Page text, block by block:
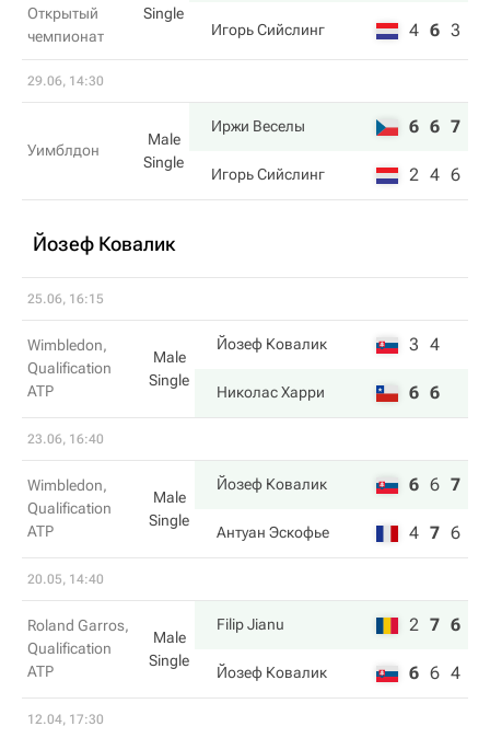
Открытый
чемпионат
Single
Игорь Сийслинг 4 6 3
29.06, 14:30
Уимблдон
Male
Single
Иржи Веселы 6 6 7
Игорь Сийслинг 2 4 6
Йозеф Ковалик
25.06, 16:15
Wimbledon,
Qualification
ATP
Male
Single
Йозеф Ковалик 3 4
Николас Харри 6 6
23.06, 16:40
Wimbledon,
Qualification
ATP
Male
Single
Йозеф Ковалик 6 6 7
Антуан Эскофье 4 7 6
20.05, 14:40
Roland Garros,
Qualification
ATP
Male
Single
Filip Jianu 2 7 6
Йозеф Ковалик 6 6 4
12.04, 17:30